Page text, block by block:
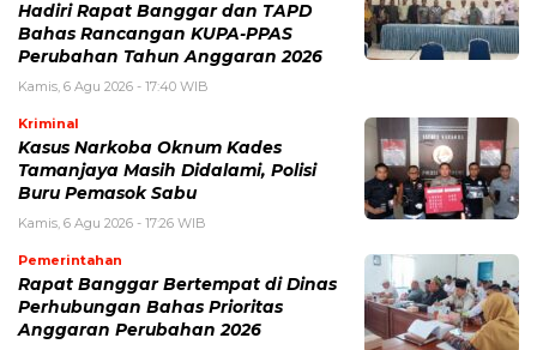
Hadiri Rapat Banggar dan TAPD
Bahas Rancangan KUPA-PPAS
Perubahan Tahun Anggaran 2026
Kamis, 6 Agu 2026 - 17:40 WIB
Kriminal
Kasus Narkoba Oknum Kades
Tamanjaya Masih Didalami, Polisi
Buru Pemasok Sabu
Kamis, 6 Agu 2026 - 17:26 WIB
Pemerintahan
Rapat Banggar Bertempat di Dinas
Perhubungan Bahas Prioritas
Anggaran Perubahan 2026